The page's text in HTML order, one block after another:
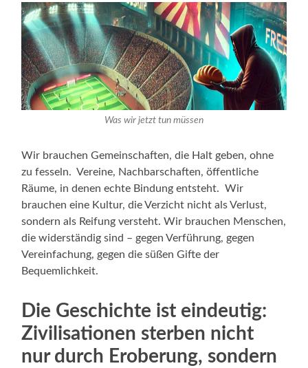
Was wir jetzt tun müssen
Wir brauchen Gemeinschaften, die Halt geben, ohne
zu fesseln. Vereine, Nachbarschaften, öffentliche
Räume, in denen echte Bindung entsteht. Wir
brauchen eine Kultur, die Verzicht nicht als Verlust,
sondern als Reifung versteht. Wir brauchen Menschen,
die widerständig sind – gegen Verführung, gegen
Vereinfachung, gegen die süßen Gifte der
Bequemlichkeit.
Die Geschichte ist eindeutig:
Zivilisationen sterben nicht
nur durch Eroberung, sondern